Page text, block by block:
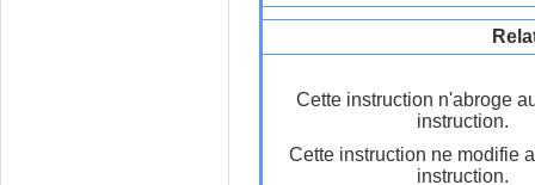
Cette instruction n'abroge
instruction.
Cette instruction ne modifie
instruction.